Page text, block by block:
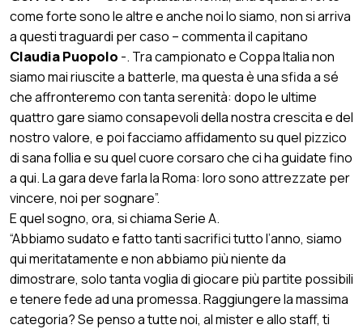
come forte sono le altre e anche noi lo siamo, non si arriva
a questi traguardi per caso – commenta il capitano
Claudia Puopolo -. Tra campionato e Coppa Italia non
siamo mai riuscite a batterle, ma questa è una sfida a sé
che affronteremo con tanta serenità: dopo le ultime
quattro gare siamo consapevoli della nostra crescita e del
nostro valore, e poi facciamo affidamento su quel pizzico
di sana follia e su quel cuore corsaro che ci ha guidate fino
a qui. La gara deve farla la Roma: loro sono attrezzate per
vincere, noi per sognare”.
E quel sogno, ora, si chiama Serie A.
“Abbiamo sudato e fatto tanti sacrifici tutto l’anno, siamo
qui meritatamente e non abbiamo più niente da
dimostrare, solo tanta voglia di giocare più partite possibili
e tenere fede ad una promessa. Raggiungere la massima
categoria? Se penso a tutte noi, al mister e allo staff, ti